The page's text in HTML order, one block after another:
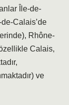
Île-de-
Calais’de
Rhône-
Calais,
ve